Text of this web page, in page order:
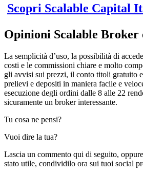
Scopri Scalable Capital
Opinioni Scalable Broker
La semplicità d’uso, la possibilità di
costi e le commissioni chiare e molto
gli avvisi sui prezzi, il conto titoli gratuito
prelievi e depositi in maniera facile e
esecuzione degli ordini dalle 8 alle 22
sicuramente un broker interessante.
Tu cosa ne pensi?
Vuoi dire la tua?
Lascia un commento qui di seguito,
stato utile, condividilo ora sui tuoi social